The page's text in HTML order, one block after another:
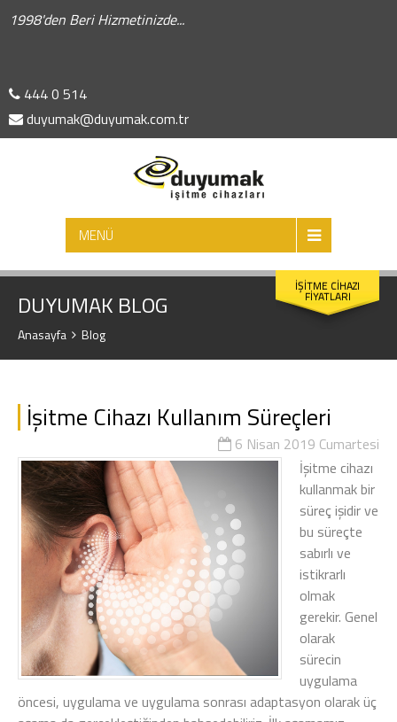
1998'den Beri Hizmetinizde...
444 0 514
duyumak@duyumak.com.tr
MENÜ
İŞİTME CİHAZI
FİYATLARI
DUYUMAK BLOG
Anasayfa Blog
İşitme Cihazı Kullanım Süreçleri
6 Nisan 2019 Cumartesi
İşitme cihazı
kullanmak bir
süreç işidir ve
bu süreçte
sabırlı ve
istikrarlı
olmak
gerekir. Genel
olarak
sürecin
uygulama
öncesi, uygulama ve uygulama sonrası adaptasyon olarak üç